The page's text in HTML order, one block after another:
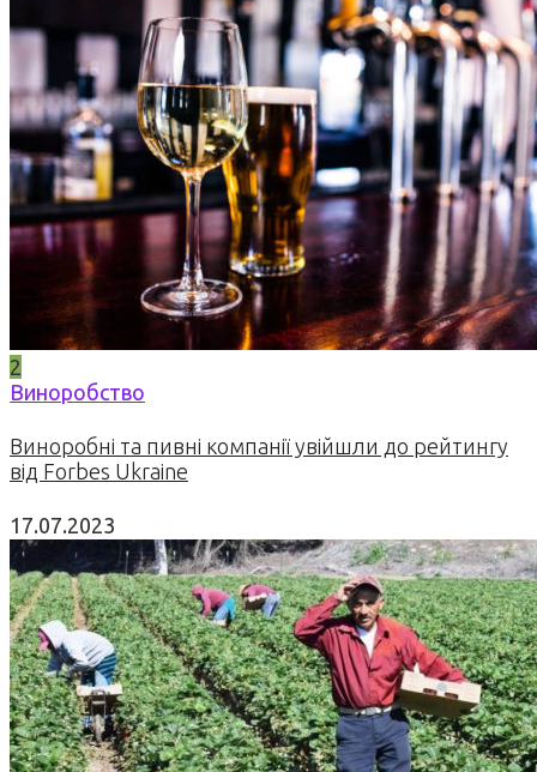
2
Виноробство
Виноробні та пивні компанії увійшли до рейтингу
від Forbes Ukraine
17.07.2023